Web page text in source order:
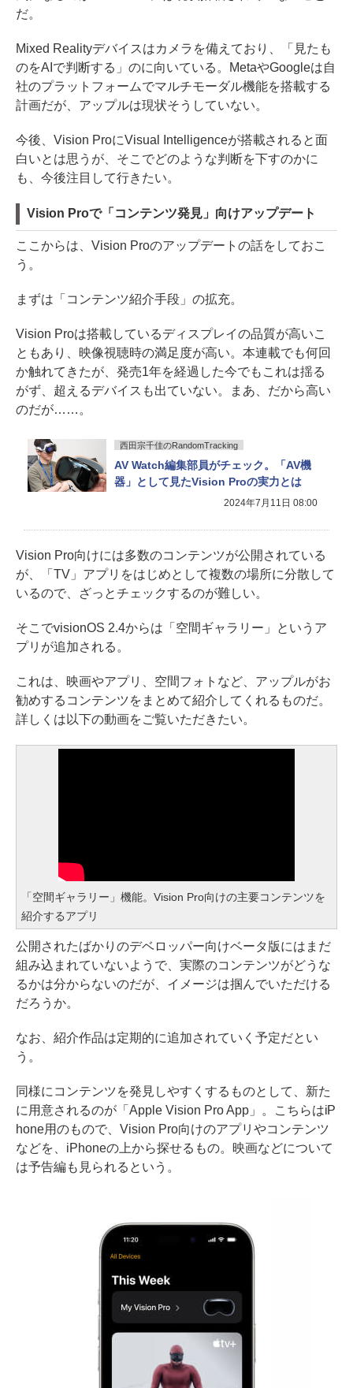
だ。
Mixed Realityデバイスはカメラを備えており、「見たも
のをAIで判断する」のに向いている。MetaやGoogleは自
社のプラットフォームでマルチモーダル機能を搭載する
計画だが、アップルは現状そうしていない。
今後、Vision ProにVisual Intelligenceが搭載されると面
白いとは思うが、そこでどのような判断を下すのかに
も、今後注目して行きたい。
Vision Proで「コンテンツ発見」向けアップデート
ここからは、Vision Proのアップデートの話をしておこ
う。
まずは「コンテンツ紹介手段」の拡充。
Vision Proは搭載しているディスプレイの品質が高いこ
ともあり、映像視聴時の満足度が高い。本連載でも何回
か触れてきたが、発売1年を経過した今でもこれは揺る
がず、超えるデバイスも出ていない。まあ、だから高い
のだが……。
西田宗千佳のRandomTracking
AV Watch編集部員がチェック。「AV機
器」として見たVision Proの実力とは
2024年7月11日 08:00
Vision Pro向けには多数のコンテンツが公開されている
が、「TV」アプリをはじめとして複数の場所に分散して
いるので、ざっとチェックするのが難しい。
そこでvisionOS 2.4からは「空間ギャラリー」というア
プリが追加される。
これは、映画やアプリ、空間フォトなど、アップルがお
勧めするコンテンツをまとめて紹介してくれるものだ。
詳しくは以下の動画をご覧いただきたい。
「空間ギャラリー」機能。Vision Pro向けの主要コンテンツを
紹介するアプリ
公開されたばかりのデベロッパー向けベータ版にはまだ
組み込まれていないようで、実際のコンテンツがどうな
るかは分からないのだが、イメージは掴んでいただける
だろうか。
なお、紹介作品は定期的に追加されていく予定だとい
う。
同様にコンテンツを発見しやすくするものとして、新た
に用意されるのが「Apple Vision Pro App」。こちらはiP
hone用のもので、Vision Pro向けのアプリやコンテンツ
などを、iPhoneの上から探せるもの。映画などについて
は予告編も見られるという。